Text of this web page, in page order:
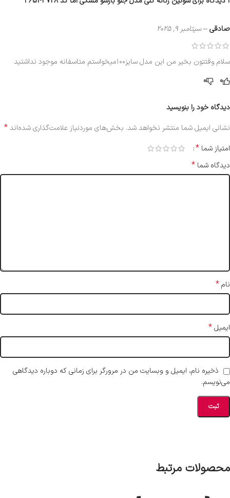
صادقی–سپتامبر 9, 2025
سلام وقتتون بخیر من این مدل سایز۱۰۰میخواستم متاسفانه موجود نداشتید
0
0
دیدگاه خود را بنویسید
نشانی ایمیل شما منتشر نخواهد شد. بخش‌های موردنیاز علامت‌گذاری شده‌اند*
امتیاز شما *
دیدگاه شما *
نام*
ایمیل*
ذخیره نام، ایمیل و وبسایت من در مرورگر برای زمانی که دوباره دیدگاهی
می‌نویسم.
محصولات مرتبط